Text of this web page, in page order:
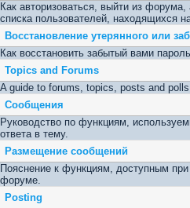
Как авторизоваться, выйти из
списка пользователей, находящихся
Восстановление утерянного или
Как восстановить забытый вами
Topics and Forums
A guide to forums, topics, posts and
Сообщения
Руководство по функциям,
ответа в тему.
Размещение сообщений
Пояснение к функциям, доступным
форуме.
Posting